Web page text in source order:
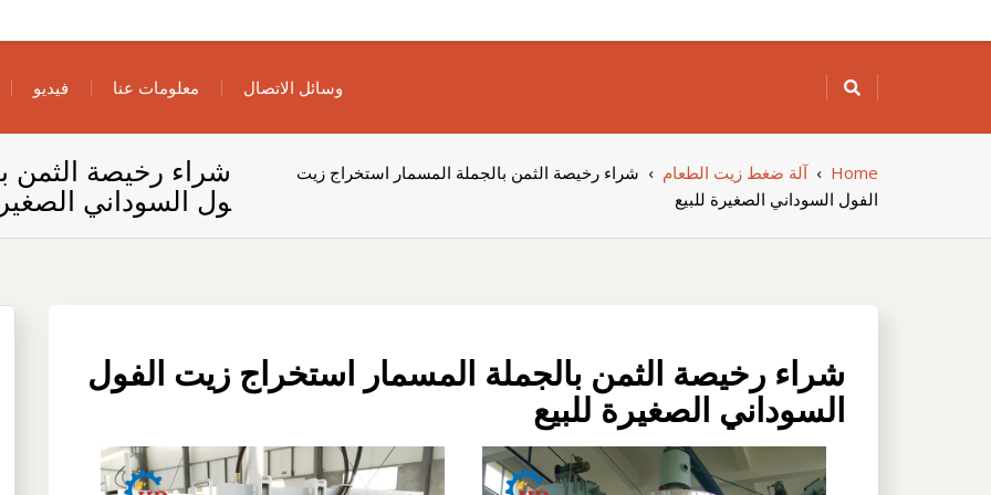
to
فيديو معلومات عنا وسائل الاتصال
شراء رخيصة الثمن
ول السوداني
Home
›آلة ضغط زيت الطعام › شراء رخيصة الثمن بالجملة المسمار استخراج زيت
الفول السوداني الصغيرة للبيع
شراء رخيصة الثمن بالجملة المسمار استخراج زيت الفول
السوداني الصغيرة للبيع